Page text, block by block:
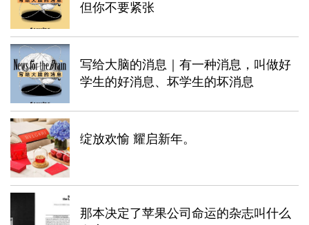
但你不要紧张
写给大脑的消息｜有一种消息，叫做好
学生的好消息、坏学生的坏消息
绽放欢愉 耀启新年。
那本决定了苹果公司命运的杂志叫什么